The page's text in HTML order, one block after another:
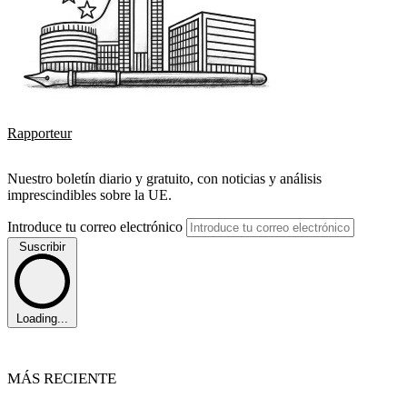
Rapporteur
Nuestro boletín diario y gratuito, con noticias y análisis
imprescindibles sobre la UE.
Introduce tu correo electrónico
Suscribir
Loading...
MÁS RECIENTE